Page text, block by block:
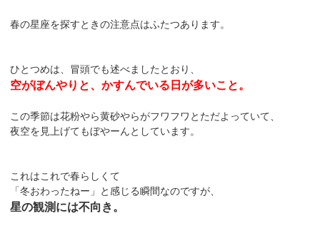
春の星座を探すときの注意点はふたつあります。
ひとつめは、冒頭でも述べましたとおり、
空がぼんやりと、かすんでいる日が多いこと。
この季節は花粉やら黄砂やらがフワフワとただよっていて、
夜空を見上げてもぼやーんとしています。
これはこれで春らしくて
「冬おわったねー」と感じる瞬間なのですが、
星の観測には不向き。